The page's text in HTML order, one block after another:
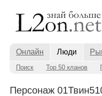
Онлайн Люди
Поиск Top 50 кланов
Персонаж